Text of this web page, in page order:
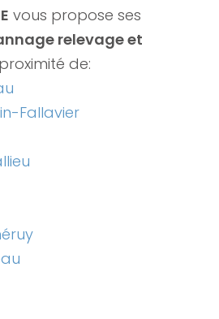
vous propose ses
relevage et
de:
Fallavier